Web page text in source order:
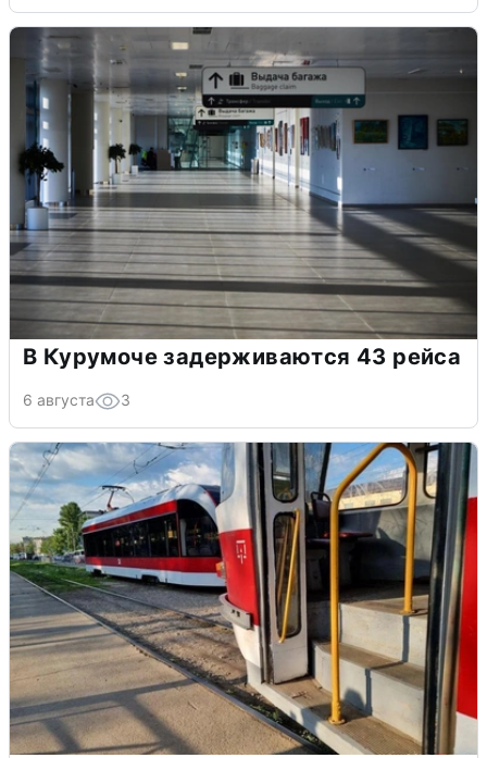
В Курумоче задерживаются 43 рейса
6 августа 3